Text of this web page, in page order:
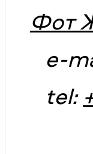
Фот
e-
tel: